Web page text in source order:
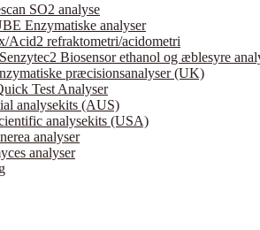
SO2 analyse
Enzymatiske analyser
Acid2 refraktometri/acidometri
Biosensor ethanol og æblesyre
præcisionsanalyser (UK)
Test Analyser
analysekits (AUS)
analysekits (USA)
analyser
analyser